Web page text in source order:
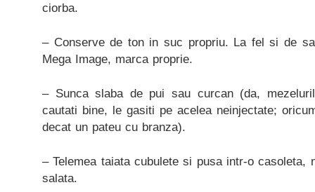
ciorba.
– Conserve de ton in suc propriu. La fel si de
Mega Image, marca proprie.
– Sunca slaba de pui sau curcan (da,
cautati bine, le gasiti pe acelea neinjectate;
decat un pateu cu branza).
– Telemea taiata cubulete si pusa intr-o casoleta,
salata.